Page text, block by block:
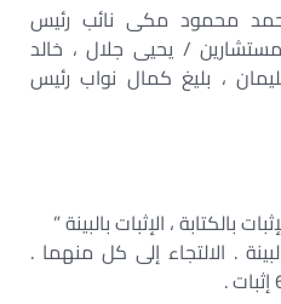
محمود مكى نائب رئيس
/ يحيى جلال ، خالد
، بليغ كمال نواب رئيس
. الالتجاء إلى كل منهما .